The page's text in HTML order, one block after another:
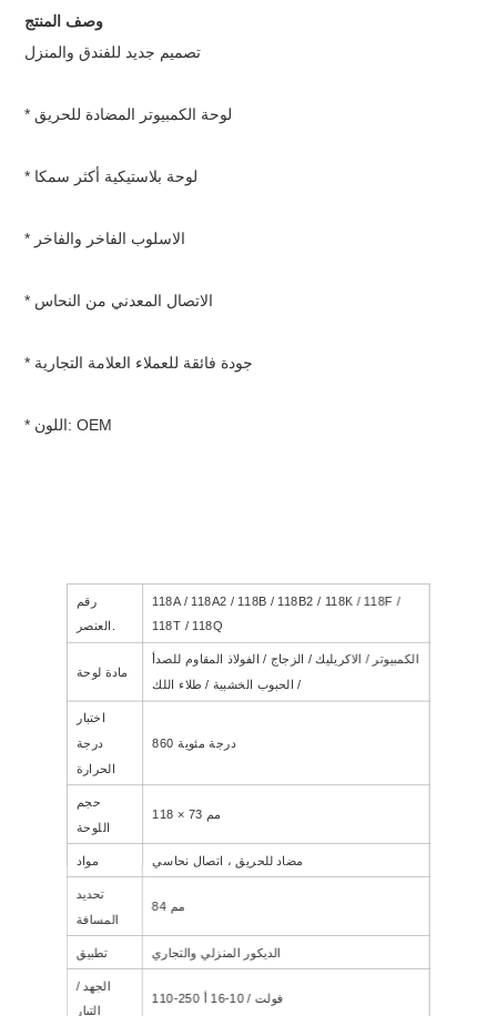
تصميم جديد للفندق والمنزل
* لوحة الكمبيوتر المضادة للحريق
* لوحة بلاستيكية أكثر سمكا
* الاسلوب الفاخر والفاخر
* الاتصال المعدني من النحاس
* جودة فائقة للعملاء العلامة التجارية
* اللون: OEM
رقم
118A / 118A2 / 118B / 118B2 / 118K / 118F /
118T / 118Q
مادة لوحة
الكمبيوتر / الاكريليك / الزجاج / الفولاذ المقاوم للصدأ
/ الحبوب الخشبية / طلاء اللك
اختبار
درجة
الحرارة
860 درجة مئوية
حجم
اللوحة
118 × 73 مم
مواد مضاد للحريق ، اتصال نحاسي
تحديد
المسافة
84 مم
تطبيق الديكور المنزلي والتجاري
الجهد /
التيار
110-250 فولت / 10-16 أ